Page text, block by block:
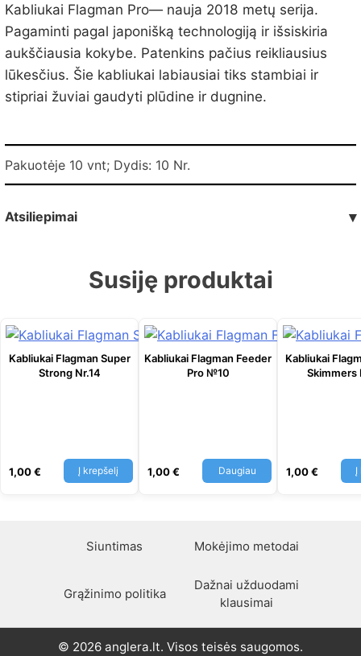
Kabliukai Flagman Pro— nauja 2018 metų serija.
Pagaminti pagal japonišką technologiją ir išsiskiria
aukščiausia kokybe. Patenkins pačius reikliausius
lūkesčius. Šie kabliukai labiausiai tiks stambiai ir
stipriai žuviai gaudyti plūdine ir dugnine.
Pakuotėje 10 vnt; Dydis: 10 Nr.
Atsiliepimai ▾
Susiję produktai
Kabliukai Flagman Super
Strong Nr.14
1,00€ Į krepšelį
Kabliukai Flagman Feeder
Pro №10
1,00€ Daugiau
Kabliukai
Skimmers
1,00€ Į
Siuntimas Mokėjimo metodai
Grąžinimo politika
Dažnai užduodami
klausimai
© 2026 anglera.lt. Visos teisės saugomos.